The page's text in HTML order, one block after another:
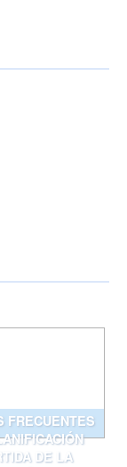
FRECUENTES
DE LA